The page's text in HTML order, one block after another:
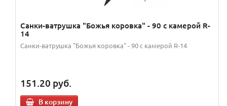
Санки-ватрушка "Божья коровка" - 90 с камерой R-
14
Санки-ватрушка "Божья коровка" - 90 с камерой R-14
151.20 руб.
В корзину